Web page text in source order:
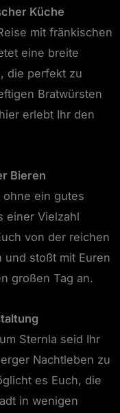
Küche
mit fränkischen
eine breite
die perfekt zu
Bratwürsten
erlebt Ihr den
Bieren
ohne ein gutes
einer Vielzahl
von der reichen
und stoßt mit Euren
großen Tag an.
Sternla seid Ihr
Nachtleben zu
es Euch, die
in wenigen